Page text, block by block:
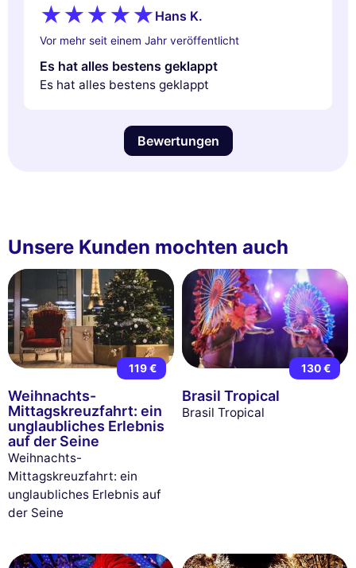
Hans K.
Vor mehr seit einem Jahr veröffentlicht
Es hat alles bestens geklappt
Es hat alles bestens geklappt
Bewertungen
Unsere Kunden mochten auch
119 €
Weihnachts-
Mittagskreuzfahrt: ein
unglaubliches Erlebnis
auf der Seine
Weihnachts-
Mittagskreuzfahrt: ein
unglaubliches Erlebnis auf
der Seine
130 €
Brasil Tropical
Brasil Tropical